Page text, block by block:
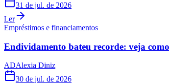
31 de jul. de 2026
Ler
Empréstimos e financiamentos
Endividamento bateu recorde: veja
ADAlexia Diniz
30 de jul. de 2026